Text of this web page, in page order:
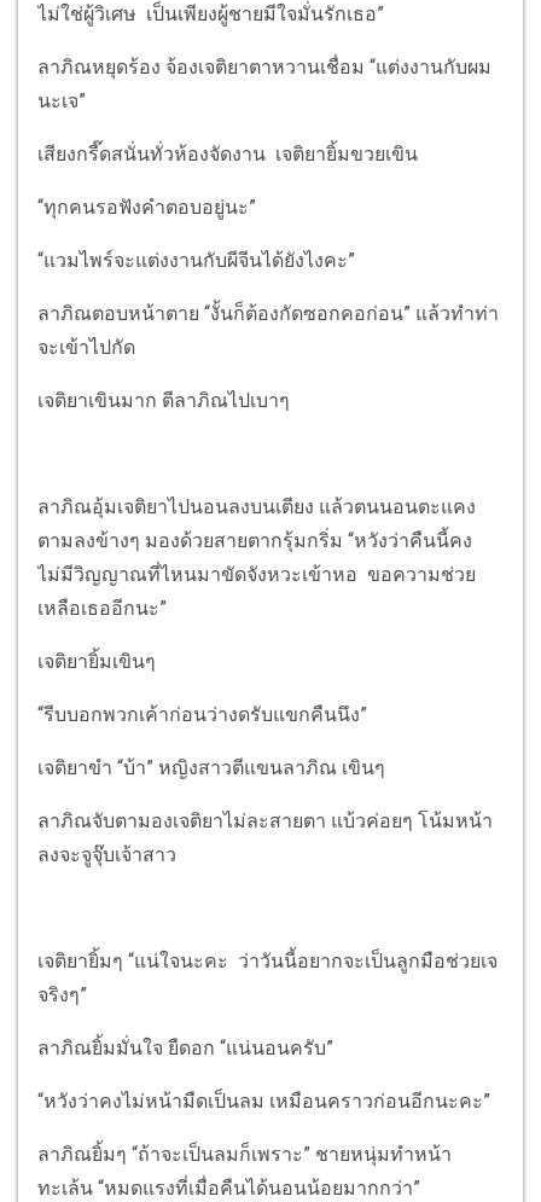
ไม่ใช่ผู้วิเศษ เป็นเพียงผู้ชายมีใจมั่นรักเธอ”
ลาภิณหยุดร้อง จ้องเจติยาตาหวานเชื่อม “แต่งงานกับผม
นะเจ”
เสียงกรี๊ดสนั่นทั่วห้องจัดงาน เจติยายิ้มขวยเขิน
“ทุกคนรอฟังคำตอบอยู่นะ”
“แวมไพร์จะแต่งงานกับผีจีนได้ยังไงคะ”
ลาภิณตอบหน้าตาย “งั้นก็ต้องกัดซอกคอก่อน” แล้วทำท่า
จะเข้าไปกัด
เจติยาเขินมาก ตีลาภิณไปเบาๆ
ลาภิณอุ้มเจติยาไปนอนลงบนเตียง แล้วตนนอนตะแคง
ตามลงข้างๆ มองด้วยสายตากรุ้มกริ่ม “หวังว่าคืนนี้คง
ไม่มีวิญญาณที่ไหนมาขัดจังหวะเข้าหอ ขอความช่วย
เหลือเธออีกนะ”
เจติยายิ้มเขินๆ
“รีบบอกพวกเค้าก่อนว่างดรับแขกคืนนึง”
เจติยาขำ “บ้า” หญิงสาวตีแขนลาภิณ เขินๆ
ลาภิณจับตามองเจติยาไม่ละสายตา แบ้วค่อยๆ โน้มหน้า
ลงจะจูจุ๊บเจ้าสาว
เจติยายิ้มๆ “แน่ใจนะคะ ว่าวันนี้อยากจะเป็นลูกมือช่วยเจ
จริงๆ”
ลาภิณยิ้มมั่นใจ ยืดอก “แน่นอนครับ”
“หวังว่าคงไม่หน้ามืดเป็นลม เหมือนคราวก่อนอีกนะคะ”
ลาภิณยิ้มๆ “ถ้าจะเป็นลมก็เพราะ” ชายหนุ่มทำหน้า
ทะเล้น “หมดแรงที่เมื่อคืนได้นอนน้อยมากกว่า”